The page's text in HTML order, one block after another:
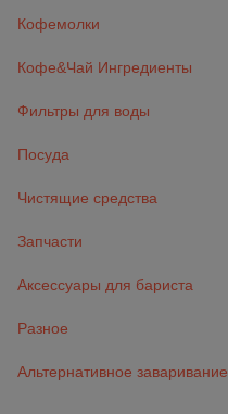
Кофемолки
Кофе&Чай Ингредиенты
Фильтры для воды
Посуда
Чистящие средства
Запчасти
Аксессуары для бариста
Разное
Альтернативное заваривание